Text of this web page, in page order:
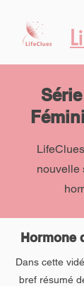
nouvelle
Hormone
Dans cette
bref résumé